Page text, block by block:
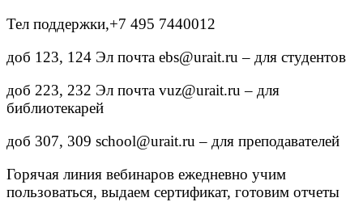
Тел поддержки,+7 495 7440012
доб 123, 124 Эл почта ebs@urait.ru – для студентов
доб 223, 232 Эл почта vuz@urait.ru – для
библиотекарей
доб 307, 309 school@urait.ru – для преподавателей
Горячая линия вебинаров ежедневно учим
пользоваться, выдаем сертификат, готовим отчеты